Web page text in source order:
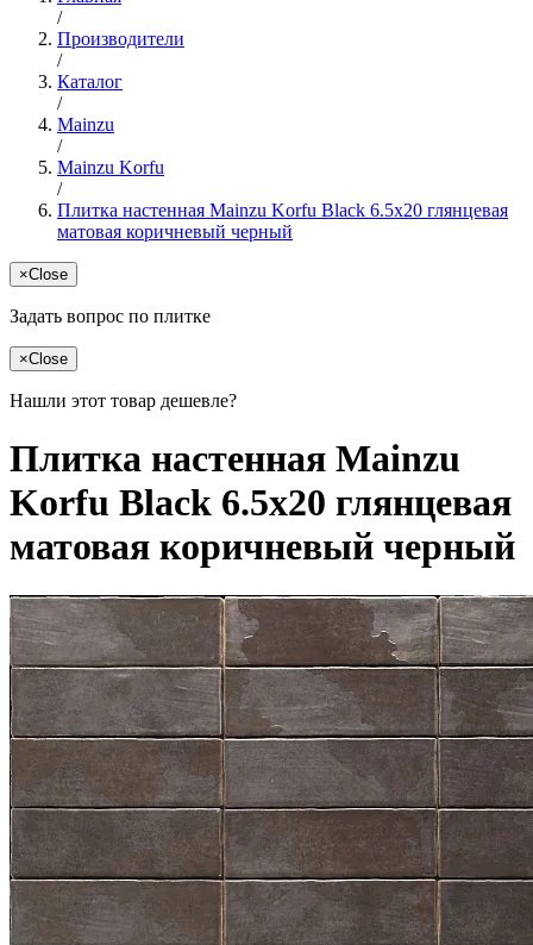
/
Производители
/
Каталог
/
Mainzu
/
Mainzu Korfu
/
Плитка настенная Mainzu Korfu Black 6.5x20 глянцевая
матовая коричневый черный
×Close
Задать вопрос по плитке
×Close
Нашли этот товар дешевле?
Плитка настенная Mainzu
Korfu Black 6.5x20 глянцевая
матовая коричневый черный